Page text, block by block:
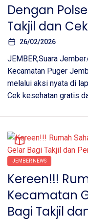
Dengan
Takjil dan
26/02/2026
JEMBER,Suara
Kecamatan Puger
melalui aksi nyata di
Cek kesehatan gratis
JEMBER NEWS
Kereen!!!
Kecamatan
Bagi Takjil